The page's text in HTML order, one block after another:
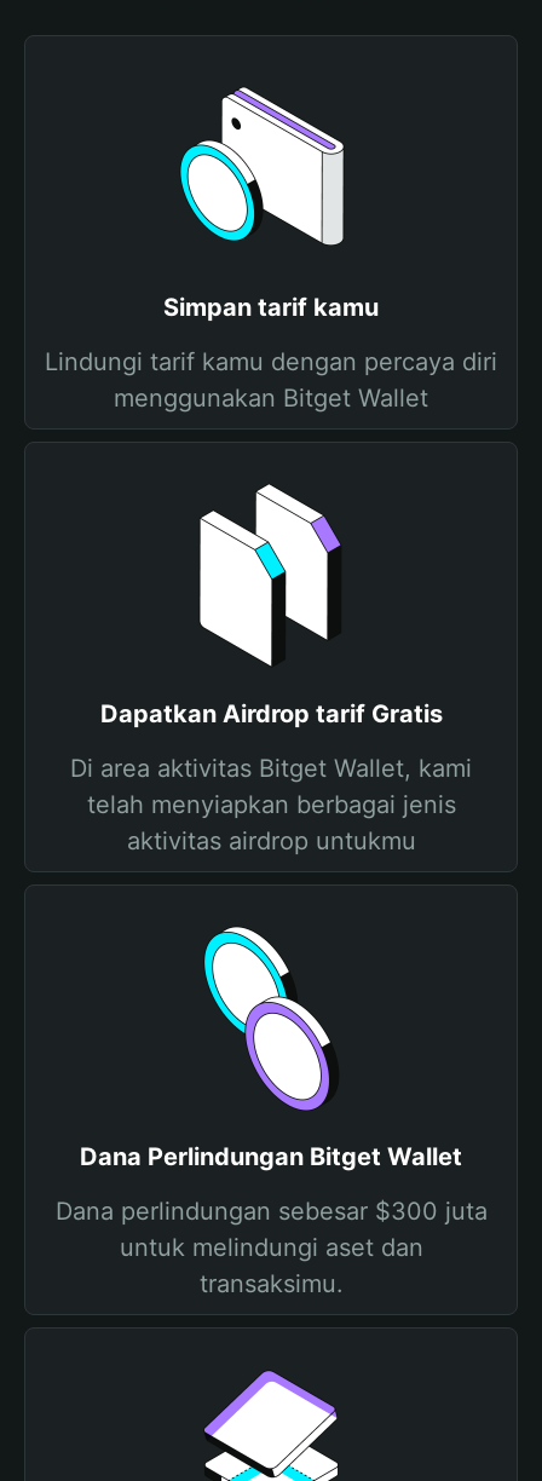
Simpan tarif kamu
Lindungi tarif kamu dengan percaya diri
menggunakan Bitget Wallet
Dapatkan Airdrop tarif Gratis
Di area aktivitas Bitget Wallet, kami
telah menyiapkan berbagai jenis
aktivitas airdrop untukmu
Dana Perlindungan Bitget Wallet
Dana perlindungan sebesar $300 juta
untuk melindungi aset dan
transaksimu.